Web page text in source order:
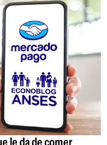
le da de comer